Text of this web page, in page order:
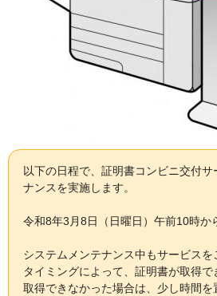
以下の日程で、証明書コンビニ交付
ナンスを実施します。
令和8年3月8日（日曜日）午前10時か
システムメンテナンス中もサービスを
タイミングによって、証明書が取得で
取得できなかった場合は、少し時間